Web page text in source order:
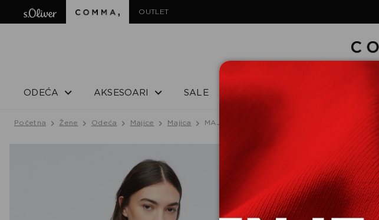
OUTLET
ODEĆA AKSESOARI SALE
Početna Žene Odeća Majice Majica MAJICA